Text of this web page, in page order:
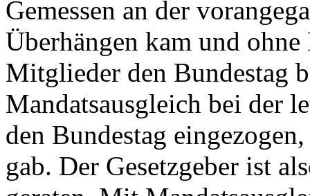
Gemessen an der
Überhängen kam und
Mitglieder den Bundestag
Mandatsausgleich bei der
den Bundestag
gab. Der Gesetzgeber ist